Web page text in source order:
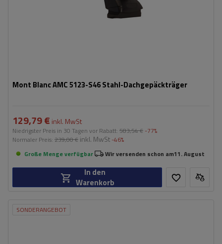
Mont Blanc AMC 5123-S46 Stahl-Dachgepäckträger
129,79 € inkl. MwSt
Niedrigster Preis in 30 Tagen vor Rabatt: 583,54 € -77%
Normaler Preis: 239,00 € inkl. MwSt -46%
Große Menge verfügbar
Wir versenden schon am11. August
In den
Warenkorb
SONDERANGEBOT